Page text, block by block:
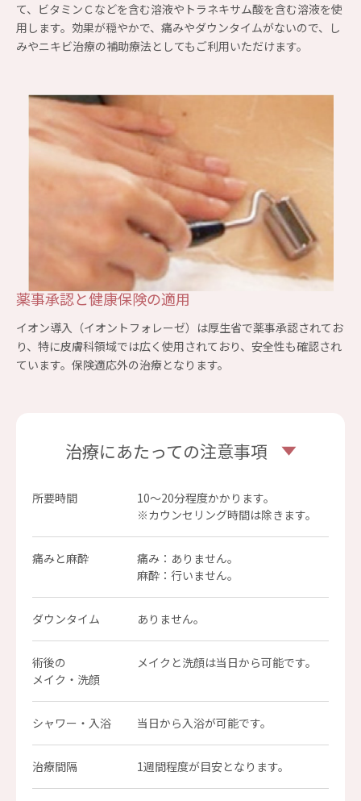
て、ビタミンＣなどを含む溶液やトラネキサム酸を含む溶液を使
用します。効果が穏やかで、痛みやダウンタイムがないので、し
みやニキビ治療の補助療法としてもご利用いただけます。
薬事承認と健康保険の適用
イオン導入（イオントフォレーゼ）は厚生省で薬事承認されてお
り、特に皮膚科領域では広く使用されており、安全性も確認され
ています。保険適応外の治療となります。
治療にあたっての注意事項
所要時間
10〜20分程度かかります。
※カウンセリング時間は除きます。
痛みと麻酔
痛み：ありません。
麻酔：行いません。
ダウンタイム ありません。
術後の
メイク・洗顔
メイクと洗顔は当日から可能です。
シャワー・入浴 当日から入浴が可能です。
治療間隔 1週間程度が目安となります。